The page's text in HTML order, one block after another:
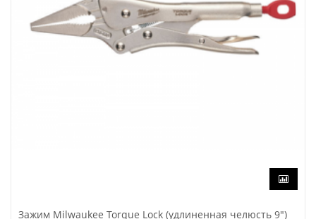
Зажим Milwaukee Torque Lock (удлиненная челюсть 9")